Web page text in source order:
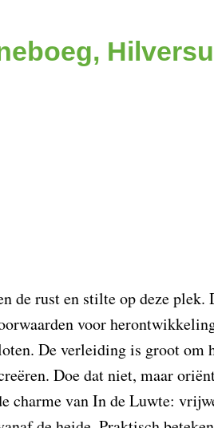
de rust en stilte op deze
voor
De verleiding is groot om
Doe dat niet, maar
charme van In de Luwte: